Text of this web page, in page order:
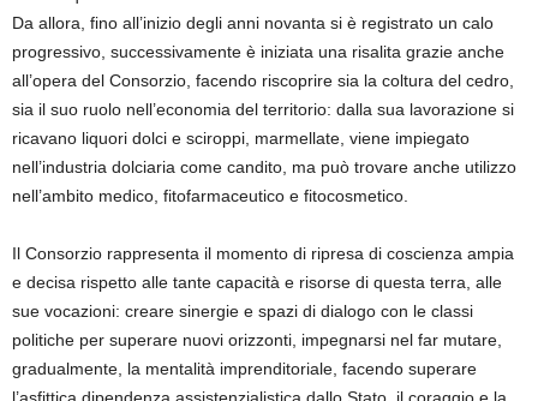
Da allora, fino all’inizio degli anni novanta si è registrato un calo
progressivo, successivamente è iniziata una risalita grazie anche
all’opera del Consorzio, facendo riscoprire sia la coltura del cedro,
sia il suo ruolo nell’economia del territorio: dalla sua lavorazione si
ricavano liquori dolci e sciroppi, marmellate, viene impiegato
nell’industria dolciaria come candito, ma può trovare anche utilizzo
nell’ambito medico, fitofarmaceutico e fitocosmetico.
Il Consorzio rappresenta il momento di ripresa di coscienza ampia
e decisa rispetto alle tante capacità e risorse di questa terra, alle
sue vocazioni: creare sinergie e spazi di dialogo con le classi
politiche per superare nuovi orizzonti, impegnarsi nel far mutare,
gradualmente, la mentalità imprenditoriale, facendo superare